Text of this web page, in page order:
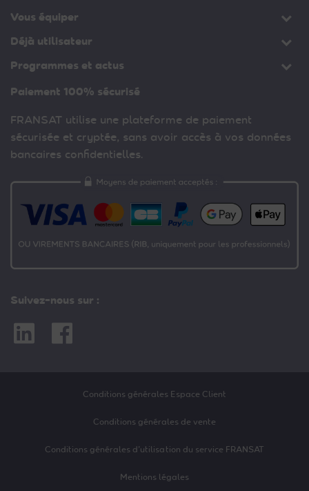
Vous équiper
Déjà utilisateur
Programmes et actus
Paiement 100% sécurisé
FRANSAT utilise une plateforme de paiement
sécurisée et cryptée, sans avoir accès à vos données
bancaires confidentielles.
Suivez-nous sur :
LinkedinFacebook
Conditions générales Espace Client
Conditions générales de vente
Conditions générales d’utilisation du service FRANSAT
Mentions légales